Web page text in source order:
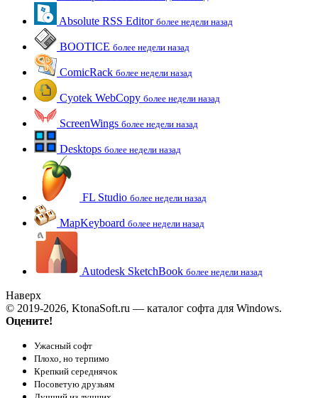
Absolute RSS Editor более недели назад
BOOTICE более недели назад
ComicRack более недели назад
Cyotek WebCopy более недели назад
ScreenWings более недели назад
Desktops более недели назад
FL Studio более недели назад
MapKeyboard более недели назад
Autodesk SketchBook более недели назад
Наверх
© 2019-2026, KtonaSoft.ru — каталог софта для Windows.
Оцените!
Ужасный софт
Плохо, но терпимо
Крепкий середнячок
Посоветую друзьям